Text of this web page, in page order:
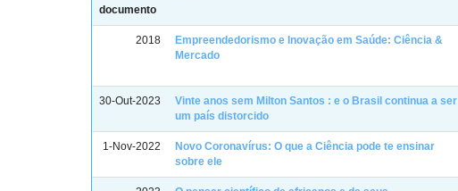
documento
2018
Empreendedorismo e Inovação em Saúde: Ciência &
Mercado
30-Out-2023
Vinte anos sem Milton Santos : e o Brasil continua a ser
um país distorcido
1-Nov-2022
Novo Coronavírus: O que a Ciência pode te ensinar
sobre ele